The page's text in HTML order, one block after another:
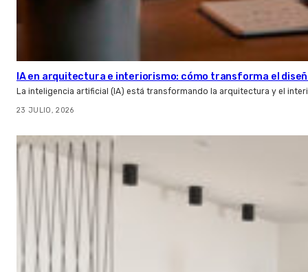
IA en arquitectura e interiorismo: cómo transforma el
La inteligencia artificial (IA) está transformando la arquitectura y el
23 JULIO, 2026